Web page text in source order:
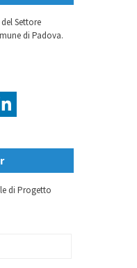
Settore
di Padova.
di Progetto